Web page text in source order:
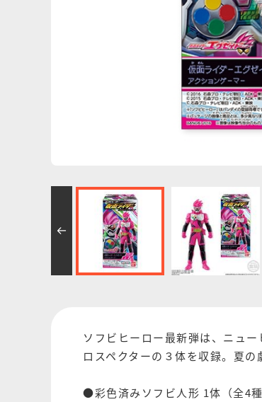
ソフビヒーロー最新弾は、ニュ
ロスペクターの３体を収録。夏
●彩色済みソフビ人形 1体（全4種